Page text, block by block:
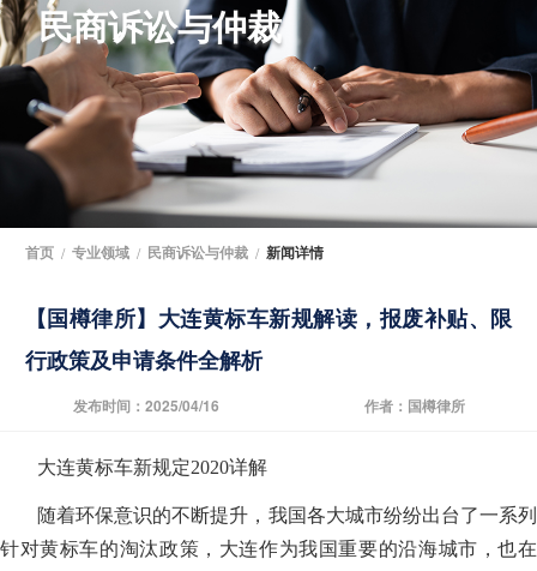
民商诉讼与仲裁
首页 / 专业领域 / 民商诉讼与仲裁 / 新闻详情
【国樽律所】大连黄标车新规解读，报废补贴、限
行政策及申请条件全解析
发布时间：2025/04/16 作者：国樽律所
大连黄标车新规定2020详解
随着环保意识的不断提升，我国各大城市纷纷出台了一系列
针对黄标车的淘汰政策，大连作为我国重要的沿海城市，也在